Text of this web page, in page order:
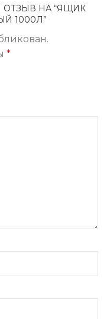
ОТЗЫВ НА “ЯЩИК
1000Л”
*